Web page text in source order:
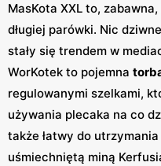
MasKota XXL to, zabawna,
długiej parówki. Nic
stały się trendem w
WorKotek to pojemna
regulowanymi szelkami,
używania plecaka na co
także łatwy do
uśmiechniętą miną